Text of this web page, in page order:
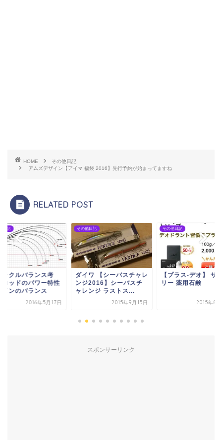
HOME
その他日記
アムズデザイン【アイマ 福袋 2016】先行予約が始まってますね
RELATED POST
日記
ックルバランス考
ロッドのパワー特性
インのバランス
2016年5月17日
その他日記
ダイワ 【シーバスチャレ
ンジ2016】シーバスチ
ャレンジ ラストス...
2015年9月15日
その他日記
【プラス-デオ】 サ
リー 薬用石鹸
2015年8
スポンサーリンク